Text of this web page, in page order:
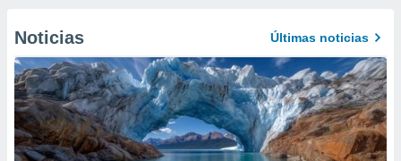
Noticias Últimas noticias